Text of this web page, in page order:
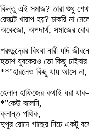
কিন্তু এই সমাজ? তারা শুধু
রেজাল্ট খারাপ হয়? চাকরি না
অকেজো, অপদার্থ, সমাজের
শরৎচন্দ্রের বিধবা নারী যদি
হতাশ যুবকেরও তো কিছু
**"হারলেও কিছু যায় আসে
হেলাল হাফিজের কথাই ধরা
*"কেউ বলেনি,
ক্লান্ত পথিক,
দুপুর রোদে গাছের নিচে একটু